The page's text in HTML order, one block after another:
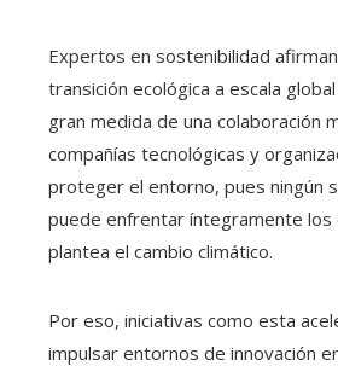
Expertos en sostenibilidad
transición ecológica a escala
gran medida de una colaboración
compañías tecnológicas y
proteger el entorno, pues ningún
puede enfrentar íntegramente los
plantea el cambio climático.
Por eso, iniciativas como esta
impulsar entornos de innovación